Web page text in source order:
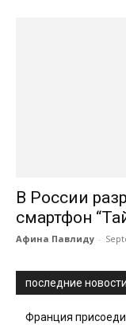
В России
смартфон
Афина Павлиду -
последние новости
Франция